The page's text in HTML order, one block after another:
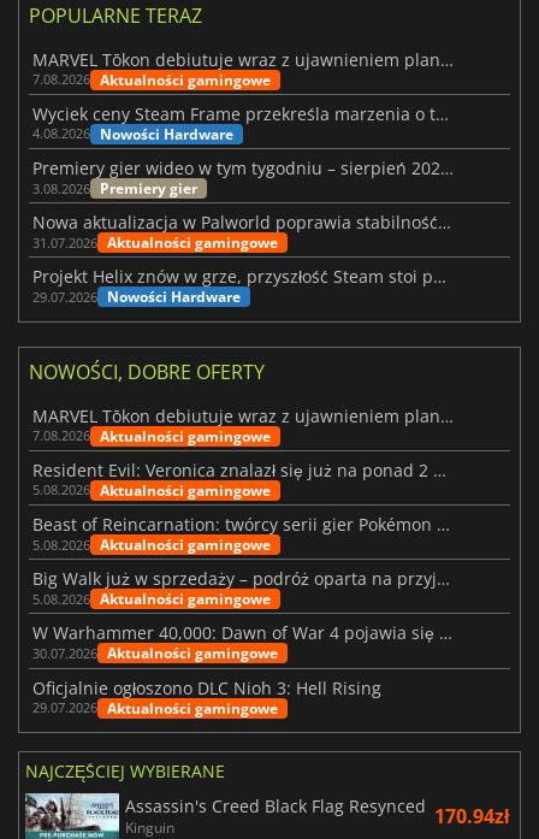
POPULARNE TERAZ
MARVEL Tōkon debiutuje wraz z ujawnieniem planu rozwoju na pierwszy rok
7.08.2026 Aktualności gamingowe
Wyciek ceny Steam Frame przekreśla marzenia o tanim zestawie VR
4.08.2026 Nowości Hardware
Premiery gier wideo w tym tygodniu – sierpień 2026 r. (32. tydzień)
3.08.2026 Premiery gier
Nowa aktualizacja w Palworld poprawia stabilność Sunreach i walk z bossami
31.07.2026 Aktualności gamingowe
Projekt Helix znów w grze, przyszłość Steam stoi pod znakiem zapytania
29.07.2026 Nowości Hardware
NOWOŚCI, DOBRE OFERTY
MARVEL Tōkon debiutuje wraz z ujawnieniem planu rozwoju na pierwszy rok
7.08.2026 Aktualności gamingowe
Resident Evil: Veronica znalazł się już na ponad 2 milionach list życzeń
5.08.2026 Aktualności gamingowe
Beast of Reincarnation: twórcy serii gier Pokémon wkraczają na nową ścieżkę
5.08.2026 Aktualności gamingowe
Big Walk już w sprzedaży – podróż oparta na przyjaźni
5.08.2026 Aktualności gamingowe
W Warhammer 40,000: Dawn of War 4 pojawia się frakcja Nekronów
30.07.2026 Aktualności gamingowe
Oficjalnie ogłoszono DLC Nioh 3: Hell Rising
29.07.2026 Aktualności gamingowe
NAJCZĘŚCIEJ WYBIERANE
Assassin's Creed Black Flag Resynced
Kinguin 170.94zł